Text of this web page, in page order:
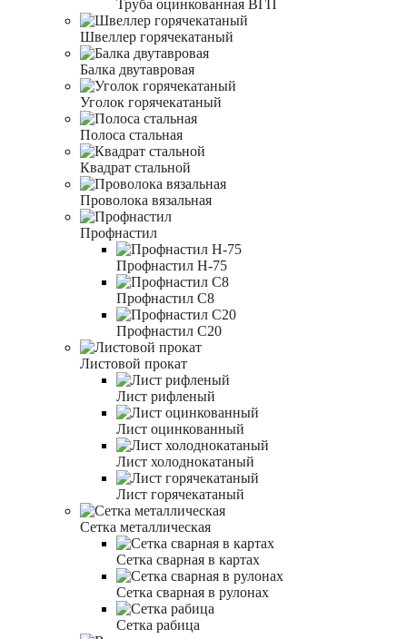
Труба оцинкованная ВГП
Швеллер горячекатаный
Балка двутавровая
Уголок горячекатаный
Полоса стальная
Квадрат стальной
Проволока вязальная
Профнастил
Профнастил Н-75
Профнастил С8
Профнастил С20
Листовой прокат
Лист рифленый
Лист оцинкованный
Лист холоднокатаный
Лист горячекатаный
Сетка металлическая
Сетка сварная в картах
Сетка сварная в рулонах
Сетка рабица